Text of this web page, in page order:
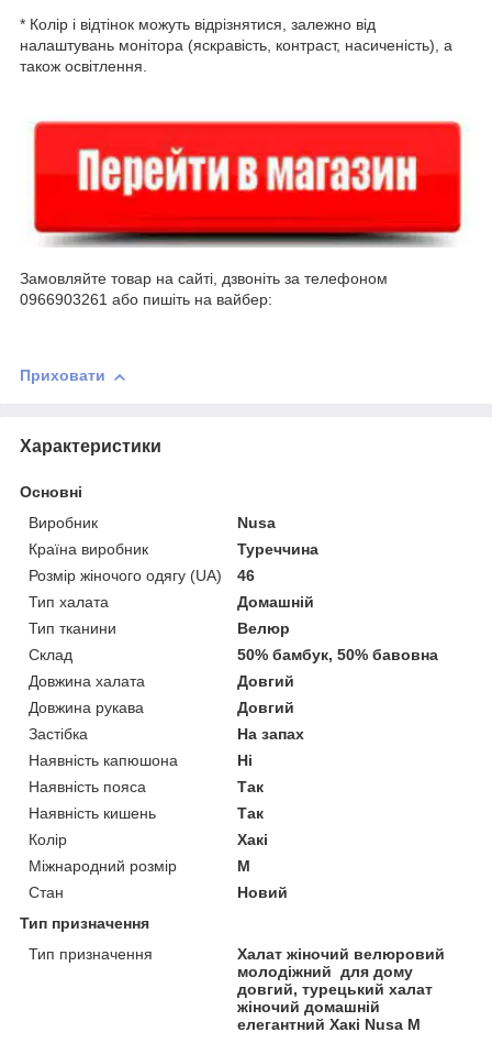
* Колір і відтінок можуть відрізнятися, залежно від
налаштувань монітора (яскравість, контраст, насиченість), а
також освітлення.
Замовляйте товар на сайті, дзвоніть за телефоном
0966903261 або пишіть на вайбер:
Приховати
Характеристики
Основні
Виробник
Nusa
Країна виробник
Туреччина
Розмір жіночого одягу (UA)
46
Тип халата
Домашній
Тип тканини
Велюр
Склад
50% бамбук, 50% бавовна
Довжина халата
Довгий
Довжина рукава
Довгий
Застібка
На запах
Наявність капюшона
Ні
Наявність пояса
Так
Наявність кишень
Так
Колір
Хакі
Міжнародний розмір
M
Стан
Новий
Тип призначення
Тип призначення
Халат жіночий велюровий
молодіжний для дому
довгий, турецький халат
жіночий домашній
елегантний Хакі Nusa M